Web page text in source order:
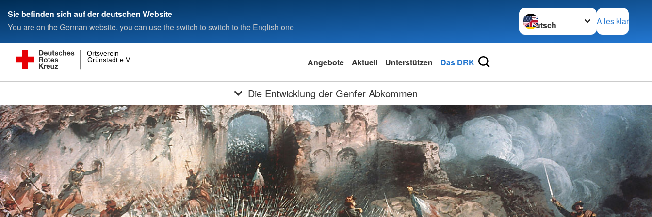
Sie befinden sich auf der deutschen Website
You are on the German website, you can use the switch to switch to the English one
Sprache wechseln zu
Alles klar
Grünstadt e.V.
Ortsverein
Angebote Aktuell Unterstützen Das DRK
Die Entwicklung der Genfer Abkommen